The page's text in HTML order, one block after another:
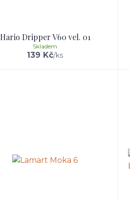
Hario Dripper V60 vel. 01
139 Kč/ks
Skladem